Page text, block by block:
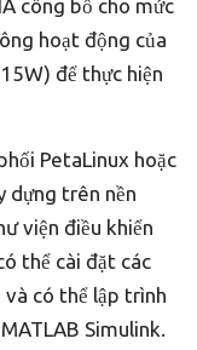
công bố cho mức
hoạt động của
để thực hiện
PetaLinux hoặc
dựng trên nền
viện điều khiển
thể cài đặt các
có thể lập trình
Simulink.